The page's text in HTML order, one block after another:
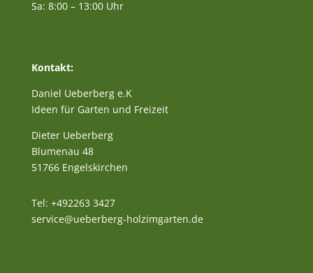
Sa: 8:00 – 13:00 Uhr
Kontakt:
Daniel Ueberberg e.K
Ideen für Garten und Freizeit
Dieter Ueberberg
Blumenau 48
51766 Engelskirchen
Tel: +492263 3427
service@ueberberg-holzimgarten.de